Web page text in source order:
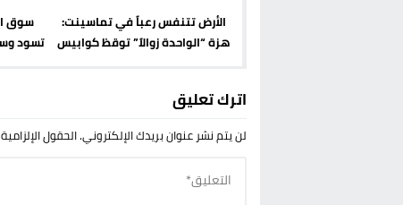
الأرض تتنفس رعباً في تماسينت:
هزة “الواحدة زوالاً” توقظ كوابيس
سوق
تسود
اترك تعليق
لن يتم نشر عنوان بريدك الإلكتروني.الحقول